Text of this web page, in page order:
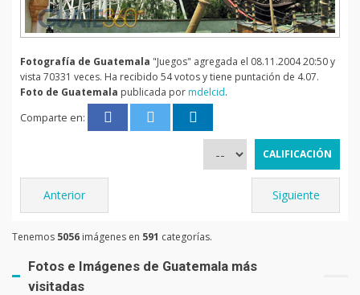
Fotografía de Guatemala "Juegos" agregada el 08.11.2004 20:50 y
vista 70331 veces. Ha recibido 54 votos y tiene puntación de 4.07.
Foto de Guatemala publicada pormdelcid.
Comparte en:
Anterior Siguiente
Tenemos 5056 imágenes en 591 categorías.
Fotos e Imágenes de Guatemala más
visitadas